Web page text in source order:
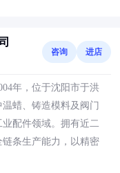
咨询 进店
年，位于沈阳市于洪
蜡、铸造模料及阀门
配件领域。拥有近二
条生产能力，以精密